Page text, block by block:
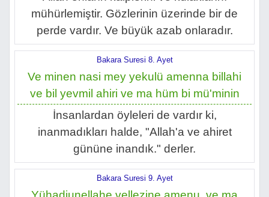
mühürlemiştir. Gözlerinin üzerinde bir de
perde vardır. Ve büyük azab onlaradır.
Bakara Suresi 8. Ayet
Ve minen nasi mey yekulü amenna billahi
ve bil yevmil ahiri ve ma hüm bi mü'minin
İnsanlardan öyleleri de vardır ki,
inanmadıkları halde, "Allah'a ve ahiret
gününe inandık." derler.
Bakara Suresi 9. Ayet